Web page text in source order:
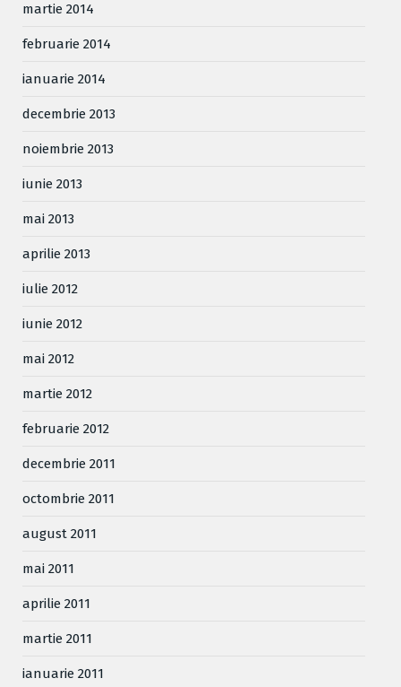
martie 2014
februarie 2014
ianuarie 2014
decembrie 2013
noiembrie 2013
iunie 2013
mai 2013
aprilie 2013
iulie 2012
iunie 2012
mai 2012
martie 2012
februarie 2012
decembrie 2011
octombrie 2011
august 2011
mai 2011
aprilie 2011
martie 2011
ianuarie 2011